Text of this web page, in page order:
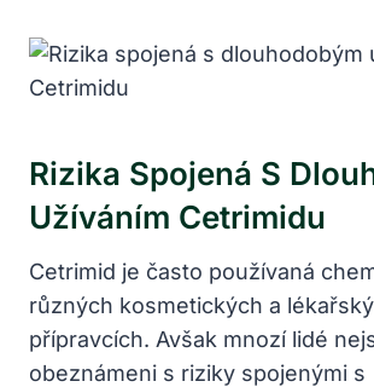
Rizika Spojená S
Užíváním Cetrimidu
Cetrimid je často používaná
různých kosmetických a
přípravcích. Avšak mnozí lidé
obeznámeni s riziky spojenými s